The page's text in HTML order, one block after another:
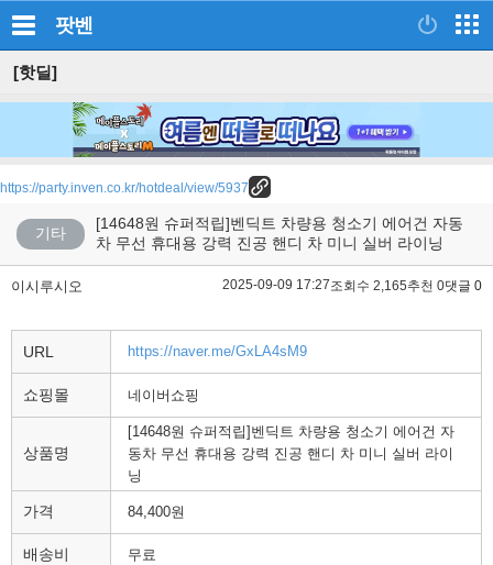
팟벤
[핫딜]
https://party.inven.co.kr/hotdeal/view/5937
기타
[14648원 슈퍼적립]벤딕트 차량용 청소기 에어건 자동
차 무선 휴대용 강력 진공 핸디 차 미니 실버 라이닝
이시루시오 2025-09-09 17:27조회수 2,165추천 0댓글 0
URL https://naver.me/GxLA4sM9
쇼핑몰 네이버쇼핑
상품명
[14648원 슈퍼적립]벤딕트 차량용 청소기 에어건 자
동차 무선 휴대용 강력 진공 핸디 차 미니 실버 라이
닝
가격 84,400원
배송비 무료